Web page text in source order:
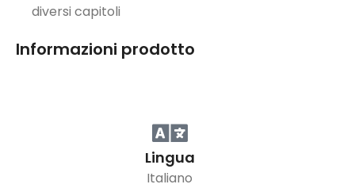
diversi capitoli
Informazioni prodotto
Lingua
Italiano